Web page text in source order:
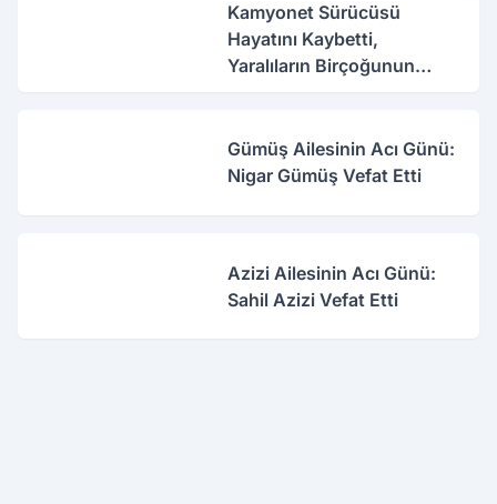
Kamyonet Sürücüsü
Hayatını Kaybetti,
Yaralıların Birçoğunun
Gümüş Ailesinin Acı Günü:
Nigar Gümüş Vefat Etti
Azizi Ailesinin Acı Günü:
Sahil Azizi Vefat Etti